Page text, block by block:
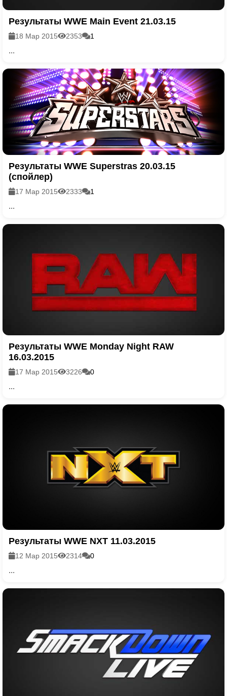
Результаты WWE Main Event 21.03.15
18 Мар 2015 2353 1
...
Результаты WWE Superstras 20.03.15
(спойлер)
17 Мар 2015 2333 1
...
Результаты WWE Monday Night RAW
16.03.2015
17 Мар 2015 3226 0
...
Результаты WWE NXT 11.03.2015
12 Мар 2015 2314 0
...